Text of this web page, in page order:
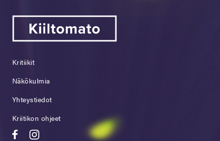
Kritiikit
Näkökulmia
Yhteystiedot
Kriitikon ohjeet